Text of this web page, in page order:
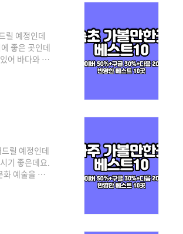
릴 예정인데
좋은 곳인데
어 바다와 산
포털의 검
릴 예정인데
기 좋은데요.
화 예술을 만
글과 다음